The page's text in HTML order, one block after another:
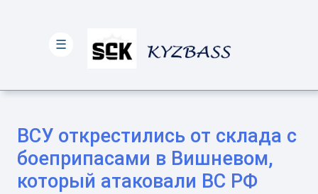
ВСУ открестились от склада с
боеприпасами в Вишневом,
который атаковали ВС РФ
☰